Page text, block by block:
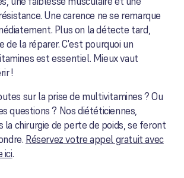
Une carence ne se remarque
Plus on la détecte tard,
de la réparer. C'est pourquoi un
est essentiel. Mieux vaut
!
sur la prise de multivitamines ? Ou
questions ? Nos diététiciennes,
la chirurgie de perte de poids, se feront
Réservez votre appel gratuit avec
ici.